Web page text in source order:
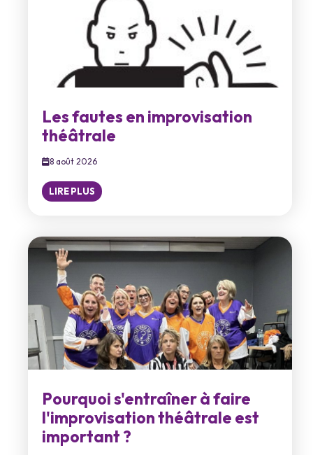
Les fautes en improvisation
théâtrale
8 août 2026
LIRE PLUS
Pourquoi s'entraîner à faire
l'improvisation théâtrale est
important ?